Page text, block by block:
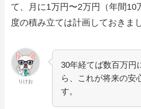
て、月に1万円〜2万円（年間10
度の積み立ては計画しておきま
りけお
30年経てば数百万円
ら、これが将来の安
す。